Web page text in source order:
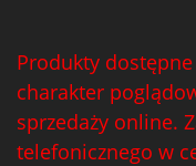
Produkty
charakter
sprzedaży online.
telefonicznego w